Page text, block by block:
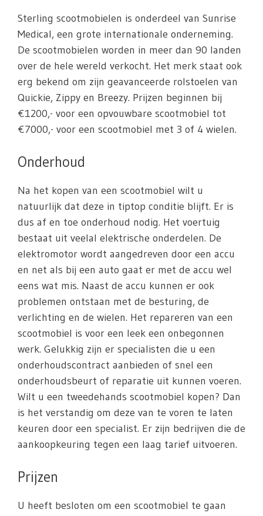
Sterling scootmobielen is onderdeel van Sunrise
Medical, een grote internationale onderneming.
De scootmobielen worden in meer dan 90 landen
over de hele wereld verkocht. Het merk staat ook
erg bekend om zijn geavanceerde rolstoelen van
Quickie, Zippy en Breezy. Prijzen beginnen bij
€1200,- voor een opvouwbare scootmobiel tot
€7000,- voor een scootmobiel met 3 of 4 wielen.
Onderhoud
Na het kopen van een scootmobiel wilt u
natuurlijk dat deze in tiptop conditie blijft. Er is
dus af en toe onderhoud nodig. Het voertuig
bestaat uit veelal elektrische onderdelen. De
elektromotor wordt aangedreven door een accu
en net als bij een auto gaat er met de accu wel
eens wat mis. Naast de accu kunnen er ook
problemen ontstaan met de besturing, de
verlichting en de wielen. Het repareren van een
scootmobiel is voor een leek een onbegonnen
werk. Gelukkig zijn er specialisten die u een
onderhoudscontract aanbieden of snel een
onderhoudsbeurt of reparatie uit kunnen voeren.
Wilt u een tweedehands scootmobiel kopen? Dan
is het verstandig om deze van te voren te laten
keuren door een specialist. Er zijn bedrijven die de
aankoopkeuring tegen een laag tarief uitvoeren.
Prijzen
U heeft besloten om een scootmobiel te gaan